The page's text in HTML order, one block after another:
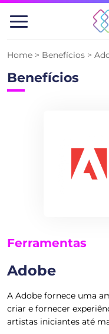
Pular
para
Home > Benefícios >
Benefícios
Ferramentas
Adobe
A Adobe fornece uma
criar e fornecer
artistas iniciantes até